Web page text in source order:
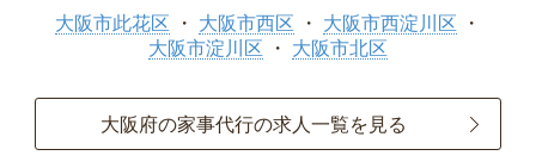
大阪市此花区 大阪市西区
大阪市西淀川区
大阪市淀川区
大阪市北区
大阪府の家事代行の求人一覧を見る